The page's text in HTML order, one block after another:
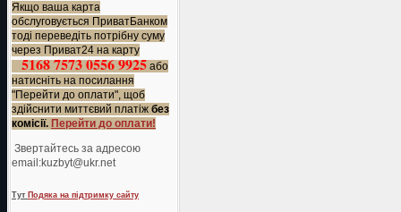
Якщо ваша карта
обслуговується ПриватБанком
тоді переведіть потрібну суму
через Приват24 на карту
5168 7573 0556 9925 або
натисніть на посилання
"Перейти до оплати", щоб
здійснити миттєвий платіж без
комісії. Перейти до оплати!
Звертайтесь за адресою
еmail:kuzbyt@ukr.net
Тут Подяка на підтримку сайту